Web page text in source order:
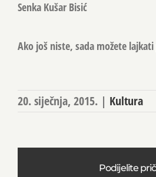
Senka Kušar Bisić
Ako još niste, sada možete
20. siječnja, 2015. | Kultura
Podijelite